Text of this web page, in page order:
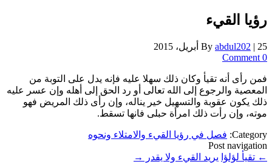
رؤيا القيء
By abdul202 | 25 أبريل، 2015
0 Comment
فمن رأى أنه تقيأ وكان ذلك سهلا عليه فإنه يدل على التوبة من
المعصية والرجوع إلى الله تعالى أو رد الحق إلى أهله وإن عسر عليه
ذلك يكون عقوبة والتسهيل خير يناله، وإن رأى ذلك المريض فهو
موته، وإن رأت ذلك امرأة حبلى فانها تسقط.
Category: فصل في رؤيا القيء والامتلاء ونحوه
Post navigation
← تقيأ لؤلؤا يريد القيء ولا يقدر →